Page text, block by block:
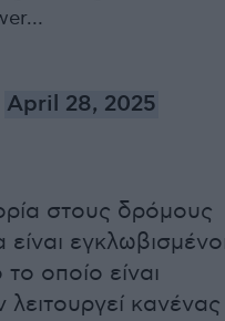
April 28, 2025
στους δρόμους
οποίο είναι
κανένας